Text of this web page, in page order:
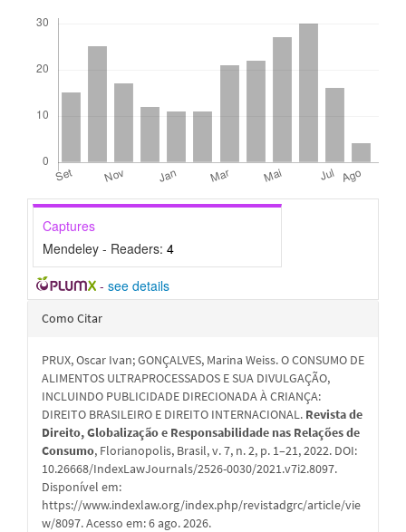
Captures
Mendeley - Readers: 4
- see details
Detalhes
artigo
Como Citar
PRUX, Oscar Ivan; GONÇALVES, Marina Weiss. O CONSUMO DE
ALIMENTOS ULTRAPROCESSADOS E SUA DIVULGAÇÃO,
INCLUINDO PUBLICIDADE DIRECIONADA À CRIANÇA:
DIREITO BRASILEIRO E DIREITO INTERNACIONAL. Revista de
Direito, Globalização e Responsabilidade nas Relações de
Consumo, Florianopolis, Brasil, v. 7, n. 2, p. 1–21, 2022. DOI:
10.26668/IndexLawJournals/2526-0030/2021.v7i2.8097.
Disponível em:
https://www.indexlaw.org/index.php/revistadgrc/article/vie
w/8097. Acesso em: 6 ago. 2026.